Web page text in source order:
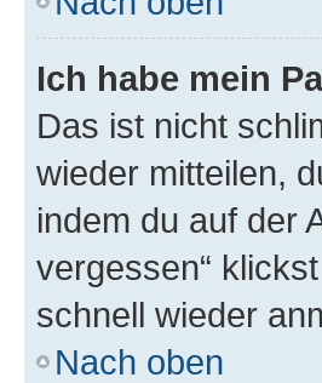
Ich habe mein
Das ist nicht
wieder mitteilen,
indem du auf der
vergessen“
schnell wieder
Nach oben